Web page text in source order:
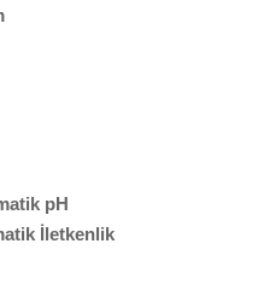
pH
İletkenlik